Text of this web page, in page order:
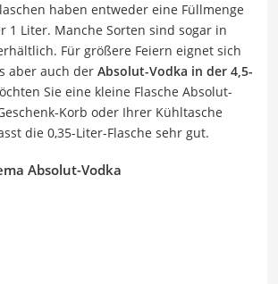
haben entweder eine Füllmenge
1 Liter. Manche Sorten sind sogar in
Für größere Feiern eignet sich
aber auch der Absolut-Vodka in der 4,5-
Sie eine kleine Flasche Absolut-
Korb oder Ihrer Kühltasche
die 0,35-Liter-Flasche sehr gut.
Absolut-Vodka